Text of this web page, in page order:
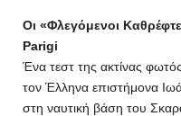
Οι «Φλεγόμενοι
Parigi
Ένα τεστ της ακτίνας
τον Έλληνα επιστήμονα
στη ναυτική βάση του